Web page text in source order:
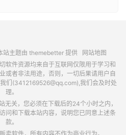
主题由 themebetter提供
网站地图
软件资源均来自于互联网仅限用于学习和
或者非法用途，否则，一切后果请用户自
们(3412169526@qq.com),我们会及时处
理。
无关，您必须在下载后的24个小时之内，
问和下载本站内容，说明您已同意上述条
款。